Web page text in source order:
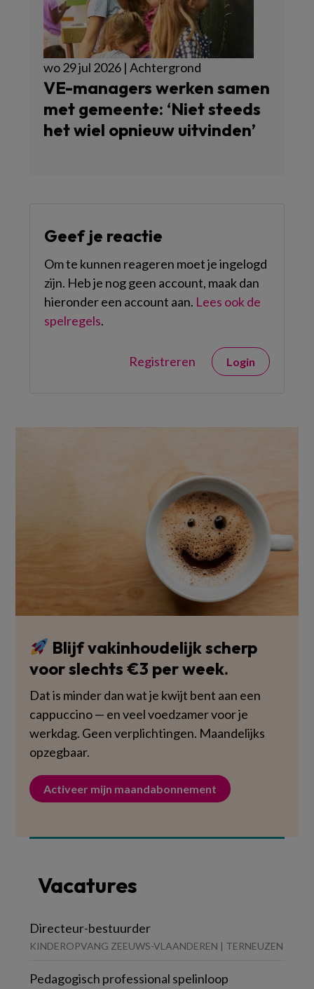
wo 29 jul 2026 | Achtergrond
VE-managers werken samen
met gemeente: ‘Niet steeds
het wiel opnieuw uitvinden’
Geef je reactie
Om te kunnen reageren moet je ingelogd
zijn. Heb je nog geen account, maak dan
hieronder een account aan. Lees ook de
spelregels.
Registreren Login
Blijf vakinhoudelijk scherp
voor slechts €3 per week.
Dat is minder dan wat je kwijt bent aan een
cappuccino — en veel voedzamer voor je
werkdag. Geen verplichtingen. Maandelijks
opzegbaar.
Activeer mijn maandabonnement
Vacatures
Directeur-bestuurder
KINDEROPVANG ZEEUWS-VLAANDEREN | TERNEUZEN
Pedagogisch professional spelinloop